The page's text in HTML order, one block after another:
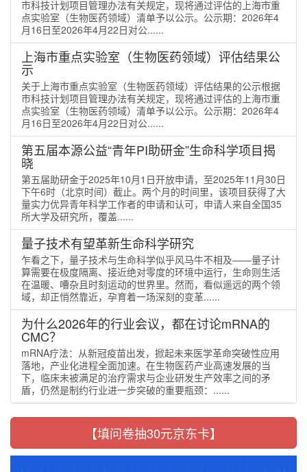
市科技计划项目管理办法有关规定，现将通过评估的上海市重
点实验室（生物医药领域）清单予以公示。公示期：2026年4
月16日至2026年4月22日对公......
上海市重点实验室（生物医药领域）评估结果公
示
关于上海市重点实验室（生物医药领域）评估结果的公示根据
市科技计划项目管理办法有关规定，现将通过评估的上海市重
点实验室（生物医药领域）清单予以公示。公示期：2026年4
月16日至2026年4月22日对公......
第五届本源公益“青年PI助研金”生命科学项目揭
晓
第五届助研金于2025年10月1日开放申请，至2025年11月30日
下午6时（北京时间）截止。两个月的时间里，该项目获得了大
量实力优异青年科学工作者的申请和认可，申请人来自全国35
所大学及研究所，覆盖......
量子技术有望革新生命科学研究
乍看之下，量子技术与生命科学似乎风马牛不相及——量子计
算需要在极度隔离、接近绝对零度的环境中运行，生命则生活
在温暖、嘈杂且时刻运动的世界里。然而，看似遥远的两个领
域，却正悄然靠近，孕育着一场深刻的变革......
为什么2026年的行业会议，都在讨论mRNA的
CMC？
mRNA疗法：从新冠疫苗出发，掀起未来医学革命突破性应用
落地，产业化进程全面加速。在生物医药产业高速发展的当
下，临床未被满足的治疗需求与企业研发生产效率之间的矛
盾，仍然是制约行业进一步突破的重要瓶颈：......
【填问卷抽30元京东卡】